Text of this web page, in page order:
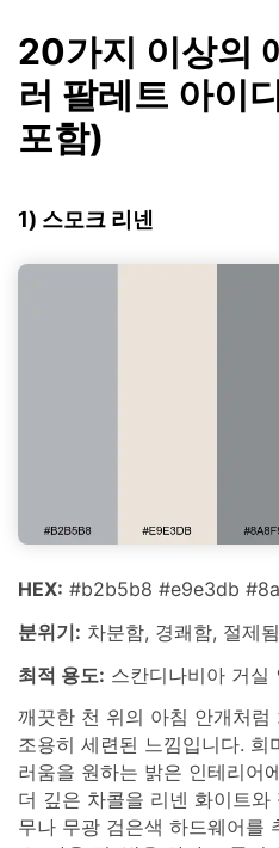
20가지 이상의
러 팔레트 아이
포함)
1) 스모크 리넨
HEX: #b2b5b8 #e9e3db
분위기: 차분함, 경쾌함, 절제됨
최적 용도: 스칸디나비아 거실
깨끗한 천 위의 아침 안개처럼
조용히 세련된 느낌입니다.
러움을 원하는 밝은 인테리어
더 깊은 차콜을 리넨 화이트
무나 무광 검은색 하드웨어를